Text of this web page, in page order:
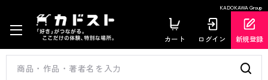
KADOKAWA Group
カート ログイン 新規登録